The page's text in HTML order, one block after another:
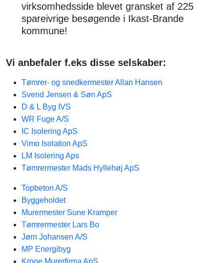
virksomhedsside blevet gransket af 225
spareivrige besøgende i Ikast-Brande
kommune!
Vi anbefaler f.eks disse selskaber:
Tømrer- og snedkermester Allan Hansen
Svend Jensen & Søn ApS
D & L Byg IVS
WR Fuge A/S
IC Isolering ApS
Vimo Isolation ApS
LM Isolering Aps
Tømrermester Mads Hyllehøj ApS
Topbeton A/S
Byggeholdet
Murermester Sune Kramper
Tømrermester Lars Bo
Jørn Johansen A/S
MP Energibyg
Krone Murerfirma ApS